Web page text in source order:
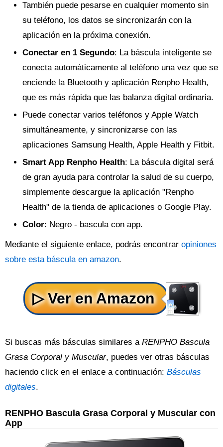
También puede pesarse en cualquier momento sin
su teléfono, los datos se sincronizarán con la
aplicación en la próxima conexión.
Conectar en 1 Segundo: La báscula inteligente se
conecta automáticamente al teléfono una vez que se
enciende la Bluetooth y aplicación Renpho Health,
que es más rápida que las balanza digital ordinaria.
Puede conectar varios teléfonos y Apple Watch
simultáneamente, y sincronizarse con las
aplicaciones Samsung Health, Apple Health y Fitbit.
Smart App Renpho Health: La báscula digital será
de gran ayuda para controlar la salud de su cuerpo,
simplemente descargue la aplicación "Renpho
Health" de la tienda de aplicaciones o Google Play.
Color: Negro - bascula con app.
Mediante el siguiente enlace, podrás encontrar opiniones
sobre esta báscula en amazon.
Si buscas más básculas similares a RENPHO Bascula
Grasa Corporal y Muscular, puedes ver otras básculas
haciendo click en el enlace a continuación: Básculas
digitales.
RENPHO Bascula Grasa Corporal y Muscular con
App